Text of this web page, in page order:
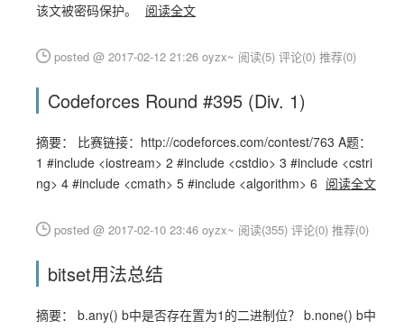
该文被密码保护。 阅读全文
posted @ 2017-02-12 21:26 oyzx~ 阅读(5) 评论(0) 推荐(0)
Codeforces Round #395 (Div. 1)
摘要： 比赛链接：http://codeforces.com/contest/763 A题：
1 #include <iostream> 2 #include <cstdio> 3 #include <cstri
ng> 4 #include <cmath> 5 #include <algorithm> 6 阅读全文
posted @ 2017-02-10 23:46 oyzx~ 阅读(355) 评论(0) 推荐(0)
bitset用法总结
摘要： b.any() b中是否存在置为1的二进制位？ b.none() b中